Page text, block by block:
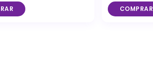
COMPRAR